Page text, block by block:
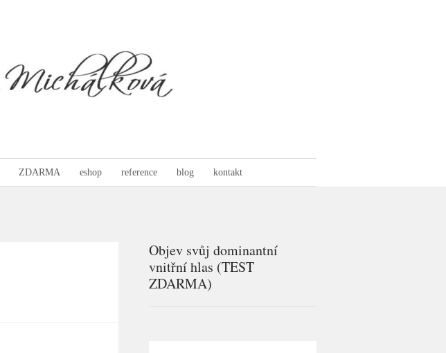
ZDARMA eshop reference blog kontakt
Objev svůj dominantní
vnitřní hlas (TEST
ZDARMA)